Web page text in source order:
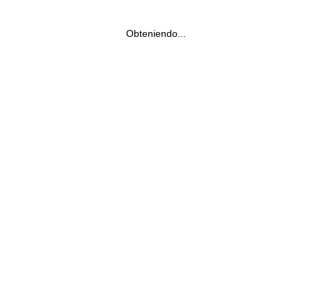
Obteniendo...